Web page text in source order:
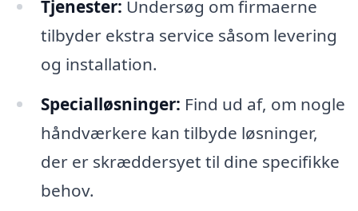
Tjenester: Undersøg om firmaerne
tilbyder ekstra service såsom levering
og installation.
Specialløsninger: Find ud af, om nogle
håndværkere kan tilbyde løsninger,
der er skræddersyet til dine specifikke
behov.